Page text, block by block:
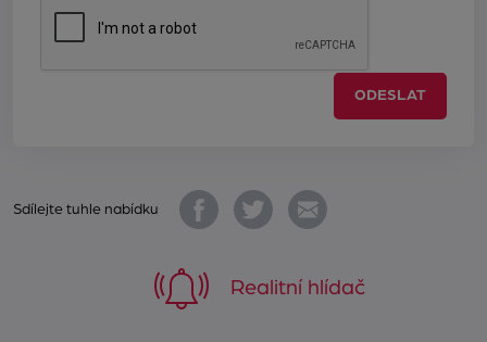
ODESLAT
Sdílejte tuhle nabídku
Realitní hlídač